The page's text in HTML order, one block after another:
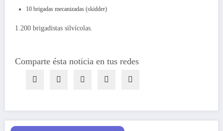
10 brigadas mecanizadas (skidder)
1.200 brigadistas silvícolas.
Comparte ésta noticia en tus redes